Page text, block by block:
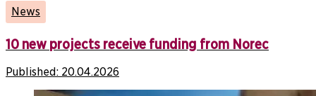
News
10 new projects receive funding from Norec
Published: 20.04.2026